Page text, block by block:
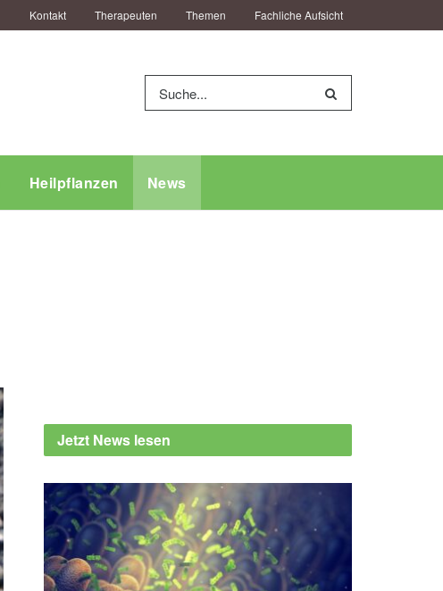
Kontakt Therapeuten Themen Fachliche Aufsicht
Heilpflanzen News
Jetzt News lesen